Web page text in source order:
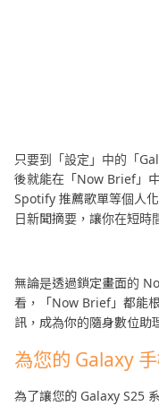
只要到「設定」中的「
後就能在「Now Brief」
Spotify 推薦歌單等個人
日新聞摘要，讓你在短時
無論是透過鎖定畫面的
看，「Now Brief」都能
訊，成為你的隨身數位助
為您的 Galaxy
為了讓您的 Galaxy S25